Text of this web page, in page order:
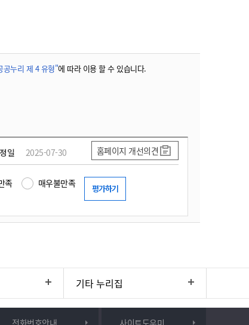
공누리 제 4 유형"에 따라 이용 할 수 있습니다.
일 2025-07-30 홈페이지 개선의견
족 매우불만족
기타 누리집
전화번호안내 사이트도우미